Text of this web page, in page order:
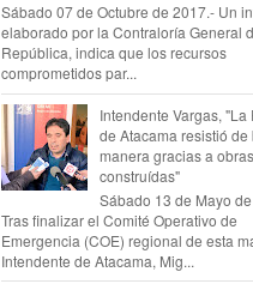
Sábado 07 de Octubre de 2017.- Un
elaborado por la Contraloría General
República, indica que los recursos
comprometidos par...
Intendente Vargas, "La
de Atacama resistió de
manera gracias a obras
construídas"
Sábado 13 de Mayo
Tras finalizar el Comité Operativo de
Emergencia (COE) regional de esta
Intendente de Atacama, Mig...